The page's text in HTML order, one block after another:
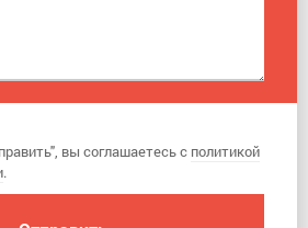
вы соглашаетесь с политикой
.